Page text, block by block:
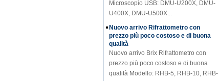
U400X, DMU-U500X...
prezzo più poco costoso e di buona
qualità
Nuovo arrivo Brix Rifrattometro con
prezzo più poco costoso e di buona
qualità Modello: RHB-5, RHB-10, RHB-
18, RHB-32, RHB-62, RHB-82, RHB-90,